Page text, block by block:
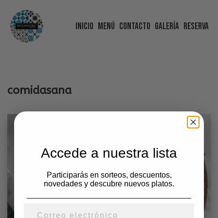
Saltar
Inicio Menú Contacto Galería Reserva
comidasana
Accede a nuestra lista
Participarás en sorteos, descuentos,
novedades y descubre nuevos platos.